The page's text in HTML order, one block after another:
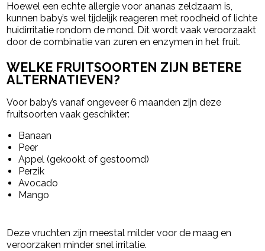
Hoewel een echte allergie voor ananas zeldzaam is,
kunnen baby’s wel tijdelijk reageren met roodheid of lichte
huidirritatie rondom de mond. Dit wordt vaak veroorzaakt
door de combinatie van zuren en enzymen in het fruit.
WELKE FRUITSOORTEN ZIJN BETERE
ALTERNATIEVEN?
Voor baby’s vanaf ongeveer 6 maanden zijn deze
fruitsoorten vaak geschikter:
Banaan
Peer
Appel (gekookt of gestoomd)
Perzik
Avocado
Mango
Deze vruchten zijn meestal milder voor de maag en
veroorzaken minder snel irritatie.